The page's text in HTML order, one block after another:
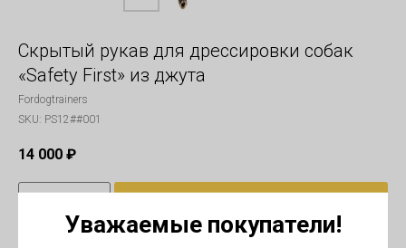
Уважаемые покупатели!
Скрытый рукав для дрессировки собак
«Safety First» из джута
Fordogtrainers
SKU: PS12##001
14 000 ₽